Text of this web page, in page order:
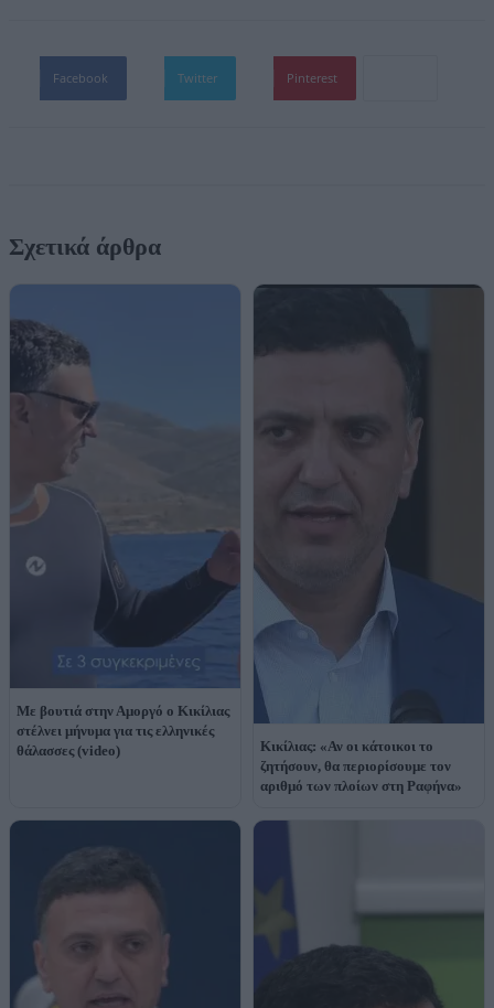
Facebook Twitter Pinterest
Σχετικά άρθρα
Με βουτιά στην Αμοργό ο Κικίλιας
στέλνει μήνυμα για τις ελληνικές
θάλασσες (video)
Κικίλιας: «Αν οι κάτοικοι το
ζητήσουν, θα περιορίσουμε τον
αριθμό των πλοίων στη Ραφήνα»